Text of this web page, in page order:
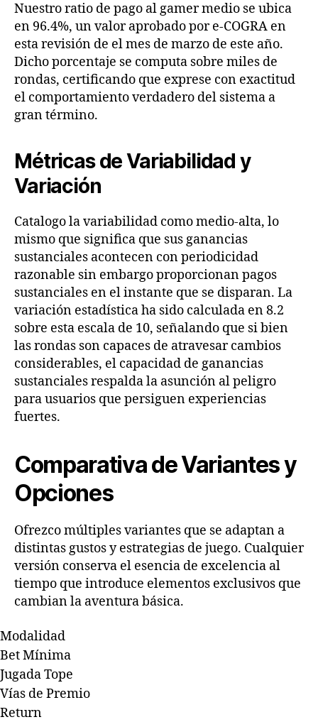
Nuestro ratio de pago al gamer medio se ubica
en 96.4%, un valor aprobado por e-COGRA en
esta revisión de el mes de marzo de este año.
Dicho porcentaje se computa sobre miles de
rondas, certificando que exprese con exactitud
el comportamiento verdadero del sistema a
gran término.
Métricas de Variabilidad y
Variación
Catalogo la variabilidad como medio-alta, lo
mismo que significa que sus ganancias
sustanciales acontecen con periodicidad
razonable sin embargo proporcionan pagos
sustanciales en el instante que se disparan. La
variación estadística ha sido calculada en 8.2
sobre esta escala de 10, señalando que si bien
las rondas son capaces de atravesar cambios
considerables, el capacidad de ganancias
sustanciales respalda la asunción al peligro
para usuarios que persiguen experiencias
fuertes.
Comparativa de Variantes y
Opciones
Ofrezco múltiples variantes que se adaptan a
distintas gustos y estrategias de juego. Cualquier
versión conserva el esencia de excelencia al
tiempo que introduce elementos exclusivos que
cambian la aventura básica.
Modalidad
Bet Mínima
Jugada Tope
Vías de Premio
Return